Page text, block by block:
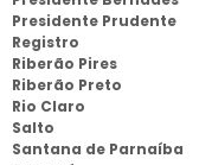
Presidente Prudente
Registro
Riberão Pires
Riberão Preto
Rio Claro
Salto
Santana de Parnaíba